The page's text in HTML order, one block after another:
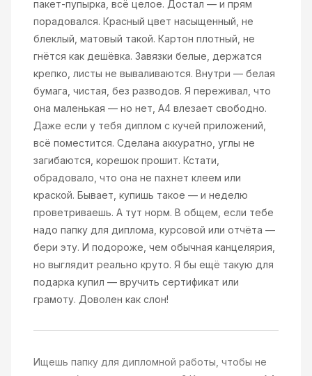
пакет-пупырка, всё целое. Достал — и прям
порадовался. Красный цвет насыщенный, не
блеклый, матовый такой. Картон плотный, не
гнётся как дешёвка. Завязки белые, держатся
крепко, листы не вываливаются. Внутри — белая
бумага, чистая, без разводов. Я переживал, что
она маленькая — но нет, А4 влезает свободно.
Даже если у тебя диплом с кучей приложений,
всё поместится. Сделана аккуратно, углы не
загибаются, корешок прошит. Кстати,
обрадовало, что она не пахнет клеем или
краской. Бывает, купишь такое — и неделю
проветриваешь. А тут норм. В общем, если тебе
надо папку для диплома, курсовой или отчёта —
бери эту. И подороже, чем обычная канцелярия,
но выглядит реально круто. Я бы ещё такую для
подарка купил — вручить сертификат или
грамоту. Доволен как слон!
Ищешь папку для дипломной работы, чтобы не